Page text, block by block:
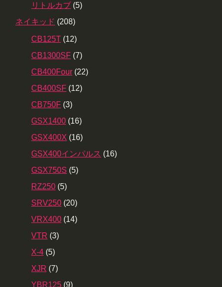
リトルカブ (5)
ネイキッド (208)
CB125T (12)
CB1300SF (7)
CB400Four (22)
CB400SF (12)
CB750F (3)
GSX1400 (16)
GSX400X (16)
GSX400インパルス (16)
GSX750S (5)
RZ250 (5)
SRV250 (20)
VRX400 (14)
VTR (3)
X-4 (5)
XJR (7)
YBR125 (9)